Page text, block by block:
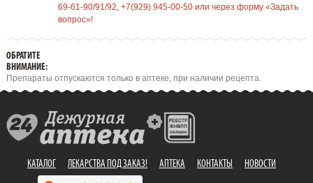
69-61-90/91/92, +7(929) 945-00-50 или через форму «Задать
вопрос»!
ОБРАТИТЕ
ВНИМАНИЕ:
Препараты отпускаются только в аптеке, при наличии рецепта.
КАТАЛОГ ЛЕКАРСТВА ПОД ЗАКАЗ! АПТЕКА КОНТАКТЫ НОВОСТИ